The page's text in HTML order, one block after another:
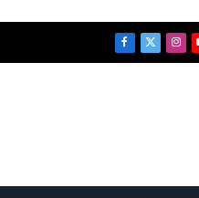
Facebook
X